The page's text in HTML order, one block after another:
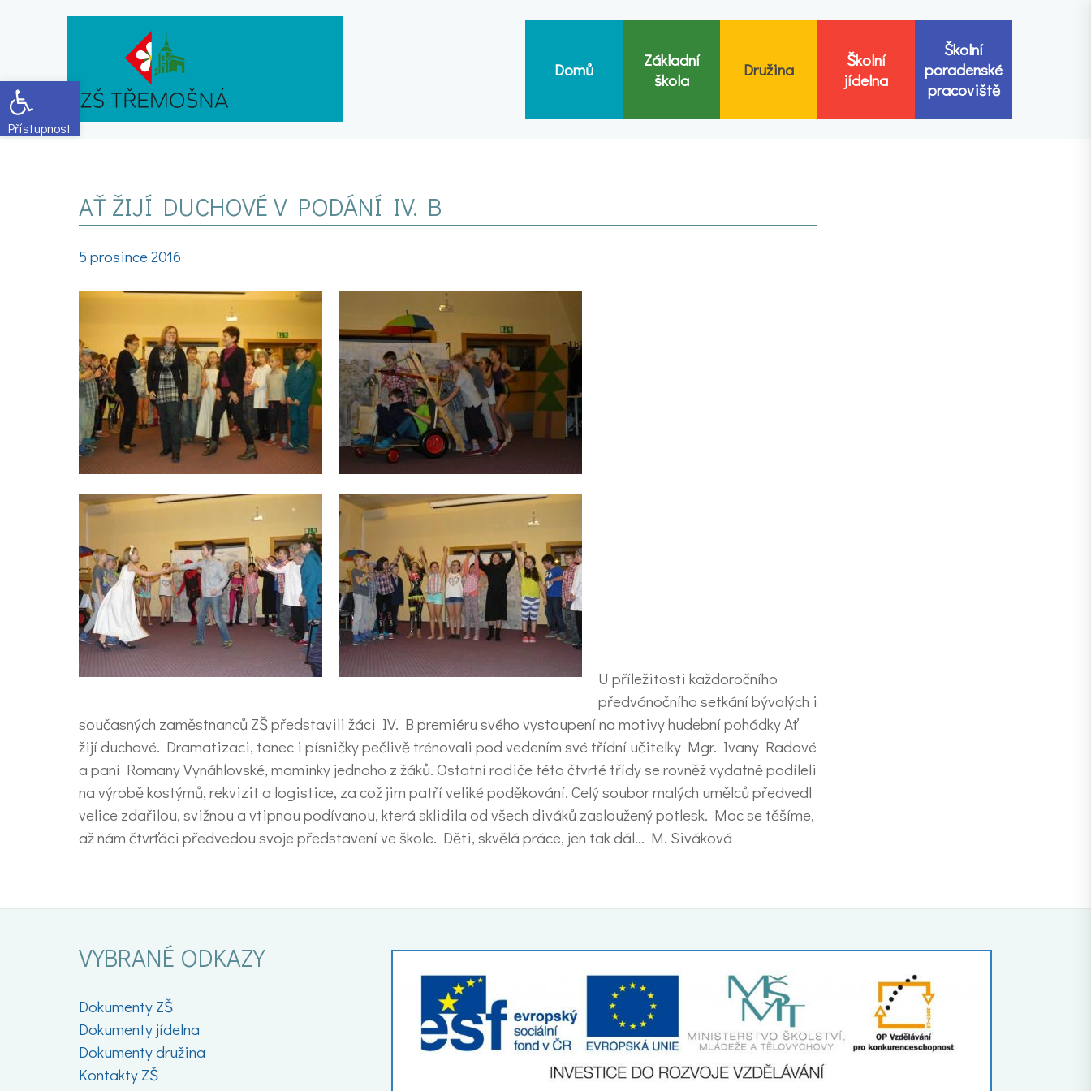
Open toolbar
Domů
Základní
škola
Družina
Školní
jídelna
Školní
poradenské
pracoviště
AŤ ŽIJÍ DUCHOVÉ V PODÁNÍ IV. B
5 prosince 2016
U příležitosti každoročního
předvánočního setkání bývalých i
současných zaměstnanců ZŠ představili žáci IV. B premiéru svého vystoupení na motivy hudební pohádky Ať
žijí duchové. Dramatizaci, tanec i písničky pečlivě trénovali pod vedením své třídní učitelky Mgr. Ivany Radové
a paní Romany Vynáhlovské, maminky jednoho z žáků. Ostatní rodiče této čtvrté třídy se rovněž vydatně podíleli
na výrobě kostýmů, rekvizit a logistice, za což jim patří veliké poděkování. Celý soubor malých umělců předvedl
velice zdařilou, svižnou a vtipnou podívanou, která sklidila od všech diváků zasloužený potlesk. Moc se těšíme,
až nám čtvrťáci předvedou svoje představení ve škole. Děti, skvělá práce, jen tak dál… M. Siváková
VYBRANÉ ODKAZY
Dokumenty ZŠ
Dokumenty jídelna
Dokumenty družina
Kontakty ZŠ